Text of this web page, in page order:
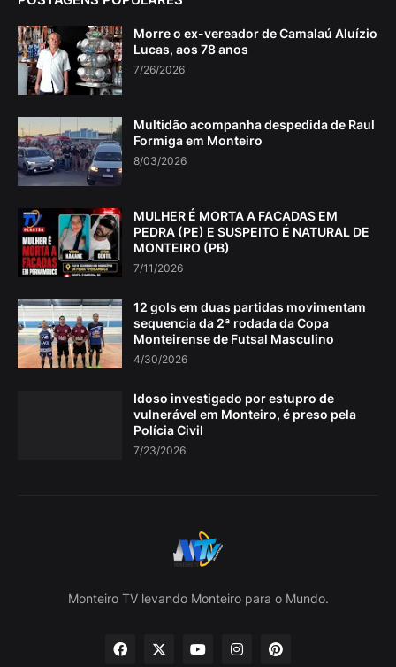
Morre o ex-vereador de Camalaú Aluízio
Lucas, aos 78 anos
7/26/2026
Multidão acompanha despedida de Raul
Formiga em Monteiro
8/03/2026
MULHER É MORTA A FACADAS EM
PEDRA (PE) E SUSPEITO É NATURAL DE
MONTEIRO (PB)
7/11/2026
12 gols em duas partidas movimentam
sequencia da 2ª rodada da Copa
Monteirense de Futsal Masculino
4/30/2026
Idoso investigado por estupro de
vulnerável em Monteiro, é preso pela
Polícia Civil
7/23/2026
Monteiro TV levando Monteiro para o Mundo.